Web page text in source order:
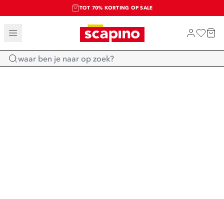
TOT 70% KORTING OP SALE
SALE: LAATSTE KANS!
SHOP NIEUW
Home